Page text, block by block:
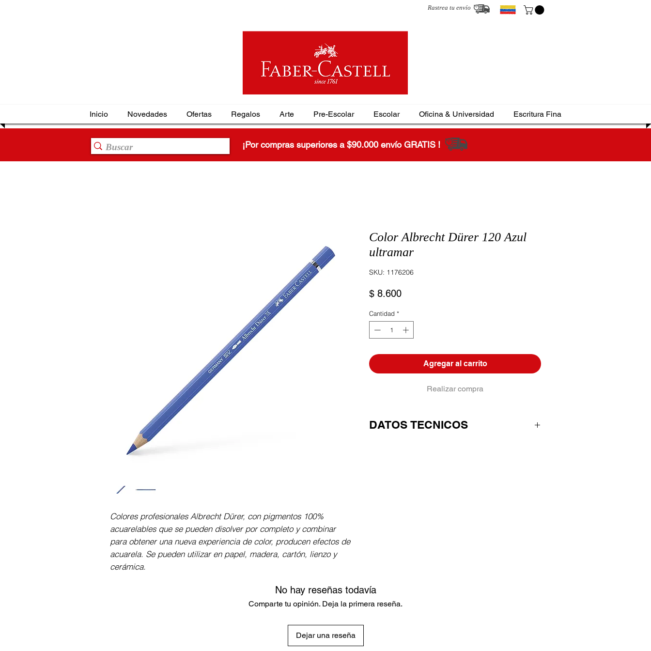
Rastrea tu envío
Inicio Novedades Ofertas Regalos Arte Pre-Escolar Escolar Oficina & Universidad Escritura Fina
¡Por compras superiores a $90.000 envío GRATIS !
Colores profesionales Albrecht Dürer, con pigmentos 100%
acuarelables que se pueden disolver por completo y combinar
para obtener una nueva experiencia de color, producen efectos de
acuarela. Se pueden utilizar en papel, madera, cartón, lienzo y
cerámica.
Color Albrecht Dürer 120 Azul
ultramar
SKU: 1176206
$ 8.600Precio
Cantidad *
Agregar al carrito
Realizar compra
DATOS TECNICOS
No hay reseñas todavía
Comparte tu opinión. Deja la primera reseña.
Dejar una reseña